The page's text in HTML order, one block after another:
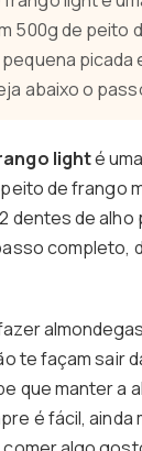
500g de peito
picada
abaixo o
lighté
de frango
dentes de alho
completo,
te façam sair
que manter a
é fácil, ainda